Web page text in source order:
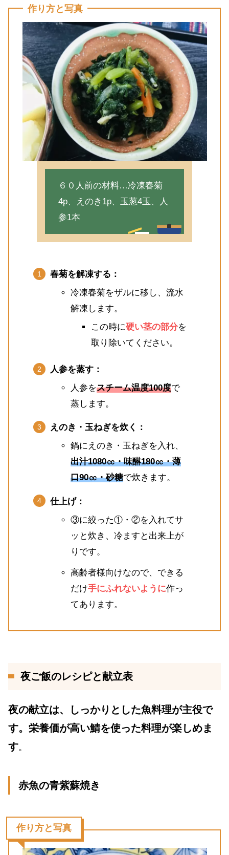
作り方と写真
６０人前の材料…冷凍春菊
4p、えのき1p、玉葱4玉、人
参1本
春菊を解凍する：
冷凍春菊をザルに移し、流水
解凍します。
この時に硬い茎の部分を
取り除いてください。
人参を蒸す：
人参をスチーム温度100度で
蒸します。
えのき・玉ねぎを炊く：
鍋にえのき・玉ねぎを入れ、
出汁1080㏄・味醂180㏄・薄
口90㏄・砂糖で炊きます。
仕上げ：
③に絞った①・②を入れてサ
ッと炊き、冷ますと出来上が
りです。
高齢者様向けなので、できる
だけ手にふれないように作っ
てあります。
夜ご飯のレシピと献立表
夜の献立は、しっかりとした魚料理が主役で
す。栄養価が高い鯖を使った料理が楽しめま
す。
赤魚の青紫蘇焼き
作り方と写真